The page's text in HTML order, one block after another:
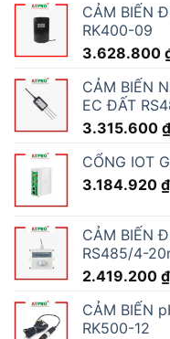
CẢM BIẾN
RK400-09
3.628.800
CẢM BIẾN
EC ĐẤT
3.315.600 ₫
CỔNG IOT
3.184.920 ₫
CẢM BIẾN
RS485/4-
2.419.200 ₫
CẢM BIẾN
RK500-12